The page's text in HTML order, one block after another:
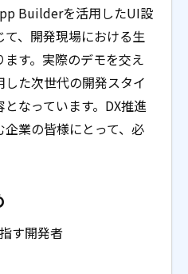
Builderを活用したUI設
、開発現場における生
す。実際のデモを交え
た次世代の開発スタイ
なっています。DX推進
業の皆様にとって、必
す開発者